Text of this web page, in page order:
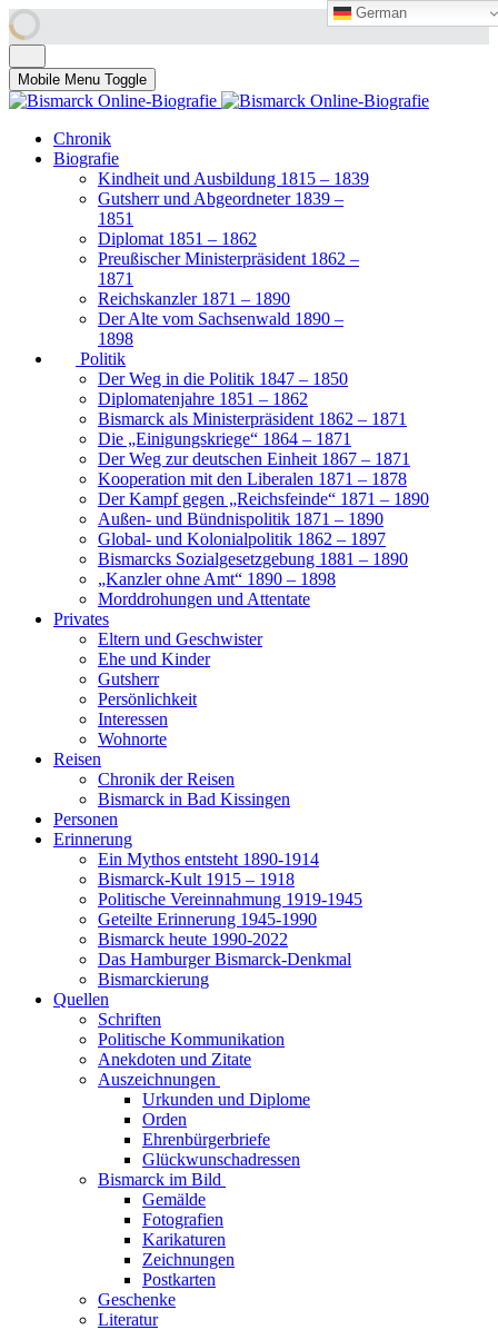
Mobile Menu Toggle
Chronik
Biografie
Kindheit und Ausbildung 1815 – 1839
Gutsherr und Abgeordneter 1839 –
1851
Diplomat 1851 – 1862
Preußischer Ministerpräsident 1862 –
1871
Reichskanzler 1871 – 1890
Der Alte vom Sachsenwald 1890 –
1898
Politik
Der Weg in die Politik 1847 – 1850
Diplomatenjahre 1851 – 1862
Bismarck als Ministerpräsident 1862 – 1871
Die „Einigungskriege“ 1864 – 1871
Der Weg zur deutschen Einheit 1867 – 1871
Kooperation mit den Liberalen 1871 – 1878
Der Kampf gegen „Reichsfeinde“ 1871 – 1890
Außen- und Bündnispolitik 1871 – 1890
Global- und Kolonialpolitik 1862 – 1897
Bismarcks Sozialgesetzgebung 1881 – 1890
„Kanzler ohne Amt“ 1890 – 1898
Morddrohungen und Attentate
Privates
Eltern und Geschwister
Ehe und Kinder
Gutsherr
Persönlichkeit
Interessen
Wohnorte
Reisen
Chronik der Reisen
Bismarck in Bad Kissingen
Personen
Erinnerung
Ein Mythos entsteht 1890-1914
Bismarck-Kult 1915 – 1918
Politische Vereinnahmung 1919-1945
Geteilte Erinnerung 1945-1990
Bismarck heute 1990-2022
Das Hamburger Bismarck-Denkmal
Bismarckierung
Quellen
Schriften
Politische Kommunikation
Anekdoten und Zitate
Auszeichnungen
Urkunden und Diplome
Orden
Ehrenbürgerbriefe
Glückwunschadressen
Bismarck im Bild
Gemälde
Fotografien
Karikaturen
Zeichnungen
Postkarten
Geschenke
Literatur
German
German